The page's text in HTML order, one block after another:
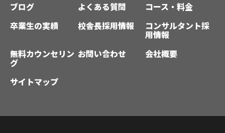
ブログ よくある質問
コース・料金
卒業生の実績
校舎長採用情報 コンサルタント採
用情報
無料カウンセリン
グ
お問い合わせ 会社概要
サイトマップ